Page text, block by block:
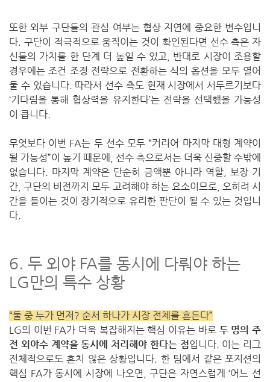
또한 외부 구단들의 관심 여부는 협상 지연에 중요한 변수입니
다. 구단이 적극적으로 움직이는 것이 확인된다면 선수 측은 자
신들의 가치를 한 단계 더 높일 수 있고, 반대로 시장이 조용할
경우에는 조건 조정 전략으로 전환하는 식의 옵션을 모두 열어
둘 수 있습니다. 따라서 선수 측도 현재 시장에서 서두르기보다
‘기다림을 통해 협상력을 유지한다’는 전략을 선택했을 가능성
이 큽니다.
무엇보다 이번 FA는 두 선수 모두 “커리어 마지막 대형 계약이
될 가능성”이 높기 때문에, 선수 측으로서는 더욱 신중할 수밖에
없습니다. 마지막 계약은 단순히 금액뿐 아니라 역할, 보장 기
간, 구단의 비전까지 모두 고려해야 하는 요소이므로, 오히려 시
간을 들이는 것이 장기적으로 유리한 판단이 될 수 있는 것입니
다.
6. 두 외야 FA를 동시에 다뤄야 하는
LG만의 특수 상황
“둘 중 누가 먼저? 순서 하나가 시장 전체를 흔든다”
LG의 이번 FA가 더욱 복잡해지는 핵심 이유는 바로 두 명의 주
전 외야수 계약을 동시에 처리해야 한다는 점입니다. 이는 리그
전체적으로도 흔치 않은 상황입니다. 한 팀에서 같은 포지션의
핵심 FA가 동시에 시장에 나오면, 구단은 자연스럽게 ‘어느 선